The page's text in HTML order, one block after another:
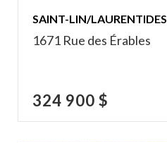
SAINT-LIN/LAURENTIDES
1671 Rue des Érables
324 900 $